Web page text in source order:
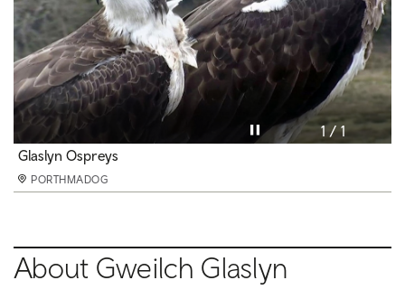
Rhewi’r fideo1 / 1
Glaslyn Ospreys
PORTHMADOG
About Gweilch Glaslyn